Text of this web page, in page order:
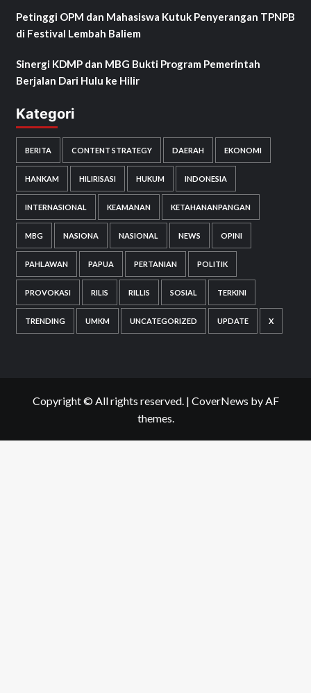
Petinggi OPM dan Mahasiswa Kutuk Penyerangan TPNPB
di Festival Lembah Baliem
Sinergi KDMP dan MBG Bukti Program Pemerintah
Berjalan Dari Hulu ke Hilir
Kategori
BERITA CONTENT STRATEGY DAERAH EKONOMI
HANKAM HILIRISASI HUKUM INDONESIA
INTERNASIONAL KEAMANAN KETAHANANPANGAN
MBG NASIONA NASIONAL NEWS OPINI
PAHLAWAN PAPUA PERTANIAN POLITIK
PROVOKASI RILIS RILLIS SOSIAL TERKINI
TRENDING UMKM UNCATEGORIZED UPDATE X
Copyright © All rights reserved. | CoverNews by AF
themes.